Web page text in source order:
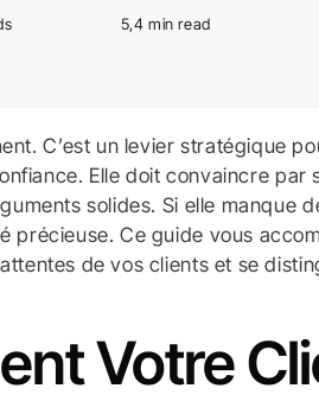
5,4 min read
C’est un levier stratégique
Elle doit convaincre par
solides. Si elle manque
précieuse. Ce guide vous
de vos clients et se
Votre